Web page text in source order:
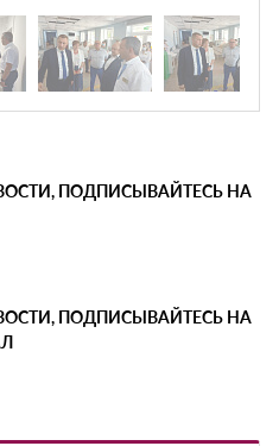
ПОДПИСЫВАЙТЕСЬ НА
ПОДПИСЫВАЙТЕСЬ НА